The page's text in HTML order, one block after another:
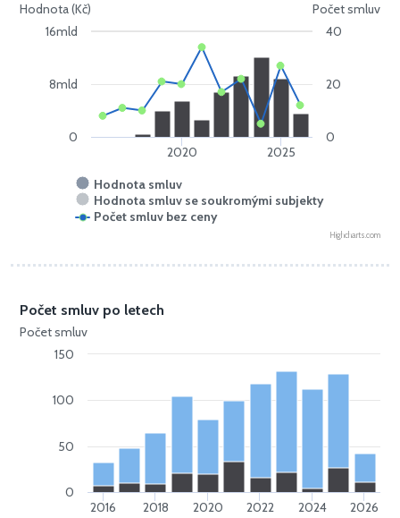
Hodnota (Kč) Počet smluv
Hodnota smluv
Hodnota smluv se soukromými subjekty
Počet smluv bez ceny
2020 2025
0
8mld
16mld
0
20
40
Highcharts.com
Počet smluv
Počet smluv po letech
2016 2018 2020 2022 2024 2026
0
50
100
150